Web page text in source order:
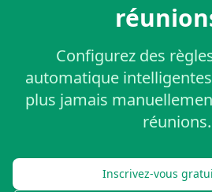
Configurez des
automatique
plus jamais
réunions.
Inscrivez-vous